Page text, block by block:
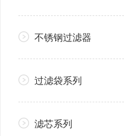
不锈钢过滤器
过滤袋系列
滤芯系列